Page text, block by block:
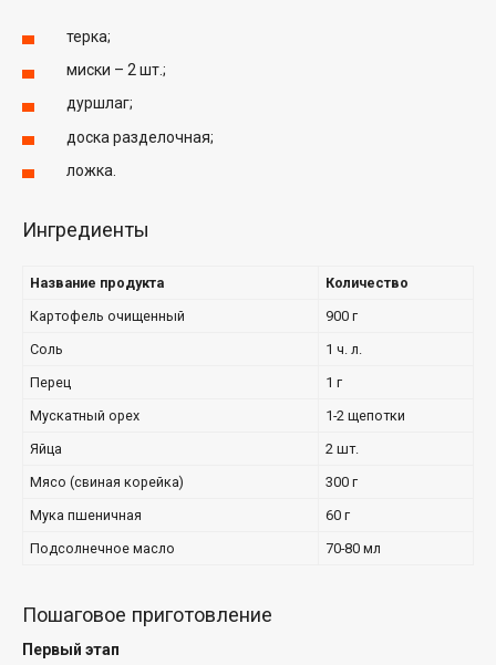
терка;
миски – 2 шт.;
дуршлаг;
доска разделочная;
ложка.
Ингредиенты
Название продукта
Количество
Картофель очищенный
900 г
Соль
1 ч. л.
Перец
1 г
Мускатный орех
1-2 щепотки
Яйца
2 шт.
Мясо (свиная корейка)
300 г
Мука пшеничная
60 г
Подсолнечное масло
70-80 мл
Пошаговое приготовление
Первый этап